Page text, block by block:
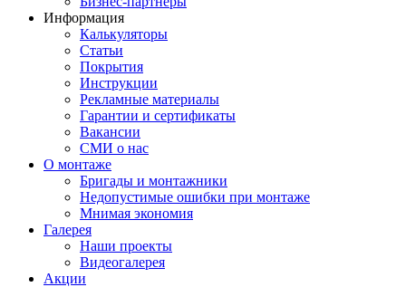
Информация
Калькуляторы
Статьи
Покрытия
Инструкции
Рекламные материалы
Гарантии и сертификаты
Вакансии
СМИ о нас
О монтаже
Бригады и монтажники
Недопустимые ошибки при монтаже
Мнимая экономия
Галерея
Наши проекты
Видеогалерея
Акции